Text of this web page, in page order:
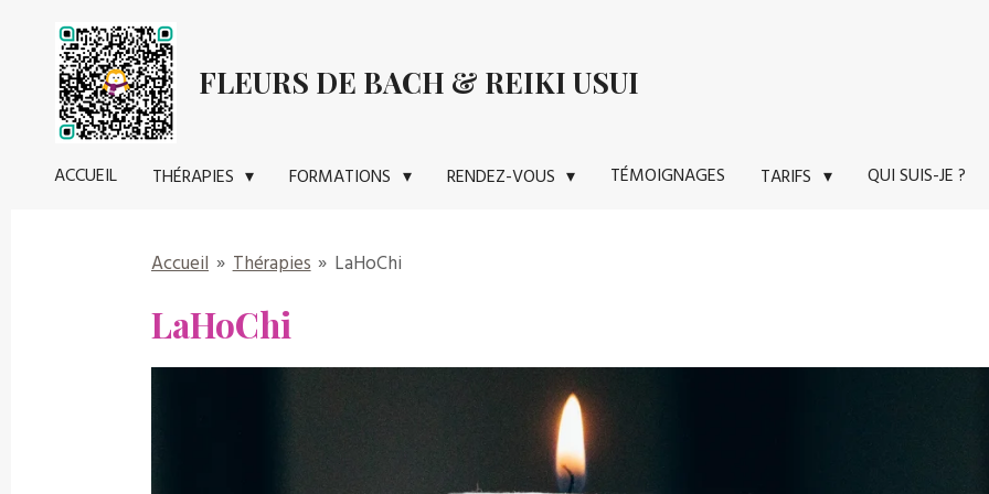
Passer
contenu
principal
FLEURS DE BACH & REIKI USUI
ACCUEIL THÉRAPIES FORMATIONS RENDEZ-VOUS TÉMOIGNAGES TARIFS QUI SUIS-JE ?
Accueil » Thérapies » LaHoChi
LaHoChi